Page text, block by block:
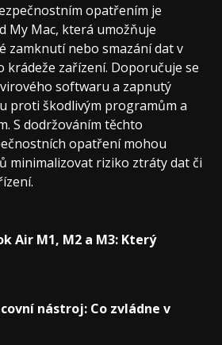
opatřením je
My Mac, která umožňuje
zamknutí nebo smazání dat v
krádeže zařízení. Doporučuje se
softwaru a zapnutý
proti škodlivým programům a
S dodržováním těchto
opatření mohou
minimalizovat riziko ztráty dat či
Air M1, M2 a M3: Který
nástroj: Co zvládne v